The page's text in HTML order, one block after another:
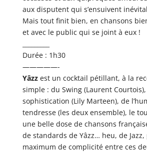
aux disputent qui s’ensuivent
Mais tout finit bien, en chansons
et avec le public qui se joint à eux !
Durée : 1h30
—————-
Yâzzest un cocktail pétillant, à la
simple : du Swing (Laurent
sophistication (Lily Marteen), de
tendresse (les deux ensemble), le
une belle dose de chansons
de standards de Yâzz… heu, de
maximum de complicité entre ces